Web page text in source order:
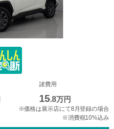
諸費用
15.8万円
※価格は展示店にて8月登録の場合
※消費税10%込み